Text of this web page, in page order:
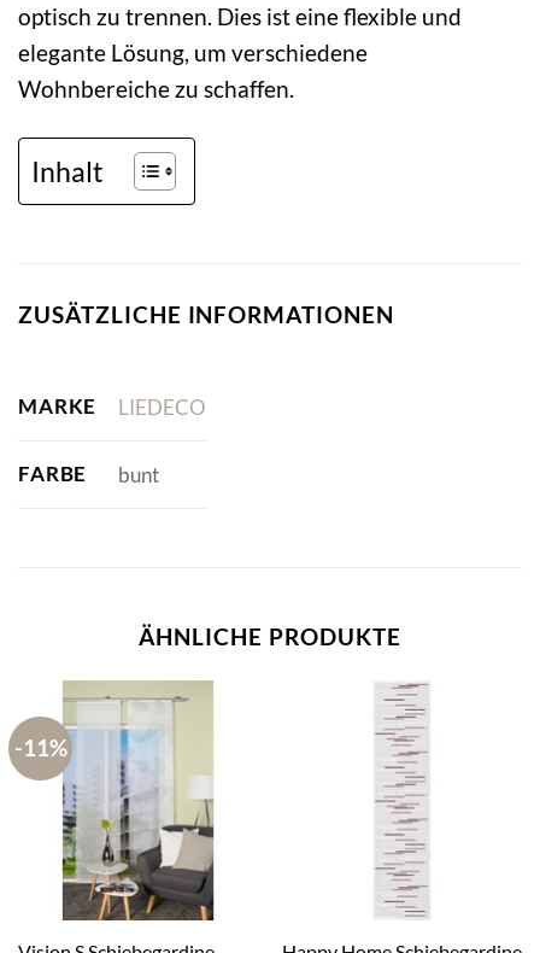
optisch zu trennen. Dies ist eine flexible und
elegante Lösung, um verschiedene
Wohnbereiche zu schaffen.
Inhalt
ZUSÄTZLICHE INFORMATIONEN
MARKE LIEDECO
FARBE bunt
ÄHNLICHE PRODUKTE
-11%